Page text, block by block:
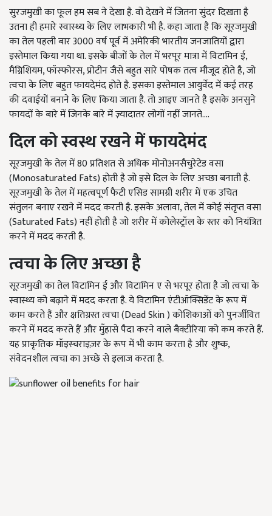
सुरजमुखी का फूल हम सब ने देखा है. वो देखने में जितना सुंदर दिखता है
उतना ही हमारे स्वास्थ्य के लिए लाभकारी भी है. कहा जाता है कि सूरजमुखी
का तेल पहली बार 3000 वर्ष पूर्व में अमेरिकी भारतीय जनजातियों द्वारा
इस्तेमाल किया गया था. इसके बीजों के तेल में भरपूर मात्रा में विटामिन ई,
मैग्निशियम, फॉस्फोरस, प्रोटीन जैसे बहुत सारे पोषक तत्व मौजूद होते है, जो
त्वचा के लिए बहुत फायदेमंद होते है. इसका इस्तेमाल आयुर्वेद में कई तरह
की दवाईयों बनाने के लिए किया जाता है. तो आइए जानते है इसके अनसुने
फायदों के बारे में जिनके बारे में ज़्यादातर लोगों नहीं जानते....
दिल को स्वस्थ रखने में फायदेमंद
सूरजमुखी के तेल में 80 प्रतिशत से अधिक मोनोअनसैचुरेटेड वसा
(Monosaturated Fats) होती है जो इसे दिल के लिए अच्छा बनाती है.
सूरजमुखी के तेल में महत्वपूर्ण फैटी एसिड सामग्री शरीर में एक उचित
संतुलन बनाए रखने में मदद करती है. इसके अलावा, तेल में कोई संतृप्त वसा
(Saturated Fats) नहीं होती है जो शरीर में कोलेस्ट्रॉल के स्तर को नियंत्रित
करने में मदद करती है.
त्वचा के लिए अच्छा है
सूरजमुखी का तेल विटामिन ई और विटामिन ए से भरपूर होता है जो त्वचा के
स्वास्थ्य को बढ़ाने में मदद करता है. ये विटामिन एंटीऑक्सिडेंट के रूप में
काम करते हैं और क्षतिग्रस्त त्वचा (Dead Skin ) कोशिकाओं को पुनर्जीवित
करने में मदद करते हैं और मुँहासे पैदा करने वाले बैक्टीरिया को कम करते हैं.
यह प्राकृतिक मॉइस्चराइज़र के रूप में भी काम करता है और शुष्क,
संवेदनशील त्वचा का अच्छे से इलाज करता है.